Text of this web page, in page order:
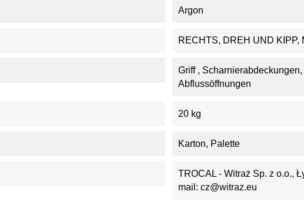
Argon
RECHTS, DREH UND KIPP,
Griff ,
Abflussöffnungen
20 kg
Karton, Palette
TROCAL - Witraż Sp. z o.o.,
mail: cz@witraz.eu